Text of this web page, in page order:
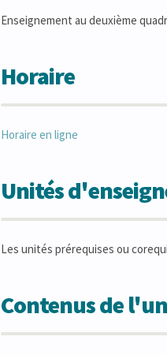
Enseignement au deuxième
Horaire
Horaire en ligne
Unités
Les unités prérequises ou
Contenus de